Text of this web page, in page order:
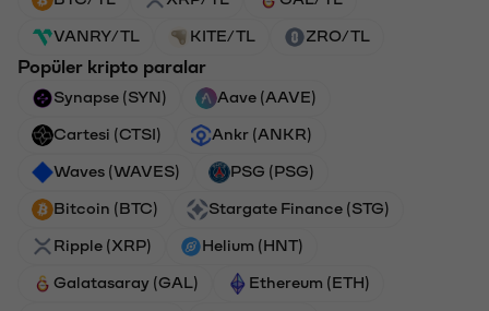
VANRY/TL KITE/TL ZRO/TL
Popüler kripto paralar
Synapse (SYN) Aave (AAVE)
Cartesi (CTSI) Ankr (ANKR)
Waves (WAVES) PSG (PSG)
Bitcoin (BTC) Stargate Finance (STG)
Ripple (XRP) Helium (HNT)
Galatasaray (GAL) Ethereum (ETH)